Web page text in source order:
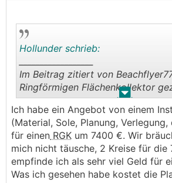
. .
Hollunder schrieb:
Im Beitrag zitiert von
Ringförmigen Flächenkollektor
Wie wärs, wenn du die Kosten für
zusätzlichen Rohrmeter und den
aufschlüsselst. Dann die Planung
machen lassenRGK Shop) und
beiden Varianten
nicht vergessen, die dürften leicht
Ich habe ein Angebot von einem
(Material, Sole, Planung, Verlegung,
für einen RGK um 7400 €. Wir
mich nicht täusche, 2 Kreise für die
empfinde ich als sehr viel Geld für
Was ich gesehen habe kostet die